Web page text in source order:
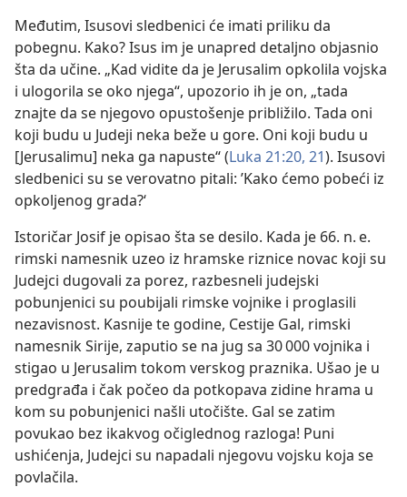
Međutim, Isusovi sledbenici će imati priliku da
pobegnu. Kako? Isus im je unapred detaljno objasnio
šta da učine. „Kad vidite da je Jerusalim opkolila vojska
i ulogorila se oko njega“, upozorio ih je on, „tada
znajte da se njegovo opustošenje približilo. Tada oni
koji budu u Judeji neka beže u gore. Oni koji budu u
[Jerusalimu] neka ga napuste“ (Luka 21:20, 21). Isusovi
sledbenici su se verovatno pitali: ’Kako ćemo pobeći iz
opkoljenog grada?‘
Istoričar Josif je opisao šta se desilo. Kada je 66. n. e.
rimski namesnik uzeo iz hramske riznice novac koji su
Judejci dugovali za porez, razbesneli judejski
pobunjenici su poubijali rimske vojnike i proglasili
nezavisnost. Kasnije te godine, Cestije Gal, rimski
namesnik Sirije, zaputio se na jug sa 30 000 vojnika i
stigao u Jerusalim tokom verskog praznika. Ušao je u
predgrađa i čak počeo da potkopava zidine hrama u
kom su pobunjenici našli utočište. Gal se zatim
povukao bez ikakvog očiglednog razloga! Puni
ushićenja, Judejci su napadali njegovu vojsku koja se
povlačila.